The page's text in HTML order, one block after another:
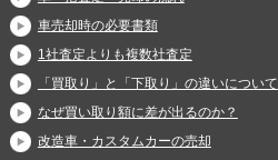
車売却時の必要書類
1社査定よりも複数社査定
「買取り」と「下取り」の違いについて
なぜ買い取り額に差が出るのか？
改造車・カスタムカーの売却